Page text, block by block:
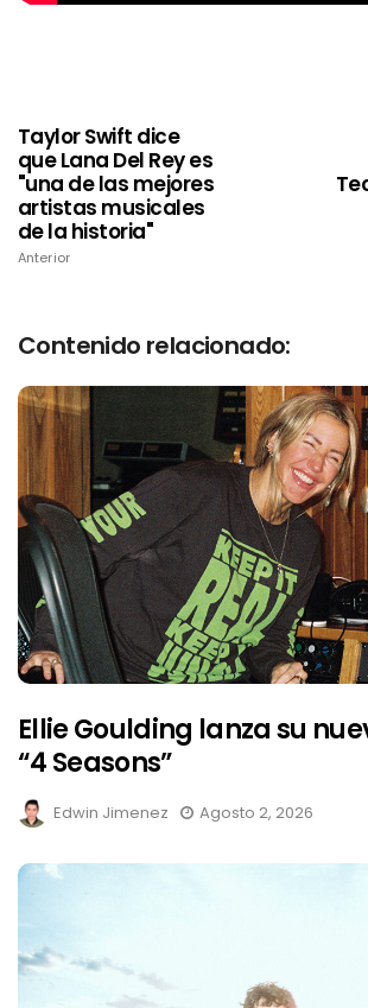
Taylor Swift dice
que Lana Del Rey es
"una de las mejores
artistas musicales
de la historia"
Anterior
Contenido relacionado:
Ellie Goulding lanza su
“4 Seasons”
Edwin Jimenez Agosto 2, 2026